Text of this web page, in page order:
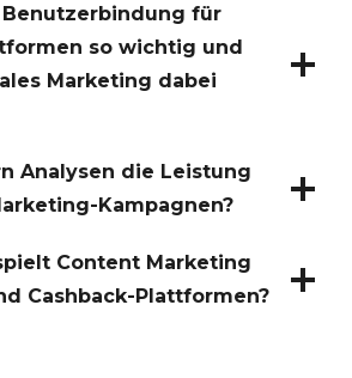
für
so wichtig und
Marketing dabei
Analysen die Leistung
Kampagnen?
Content Marketing
Cashback-Plattformen?